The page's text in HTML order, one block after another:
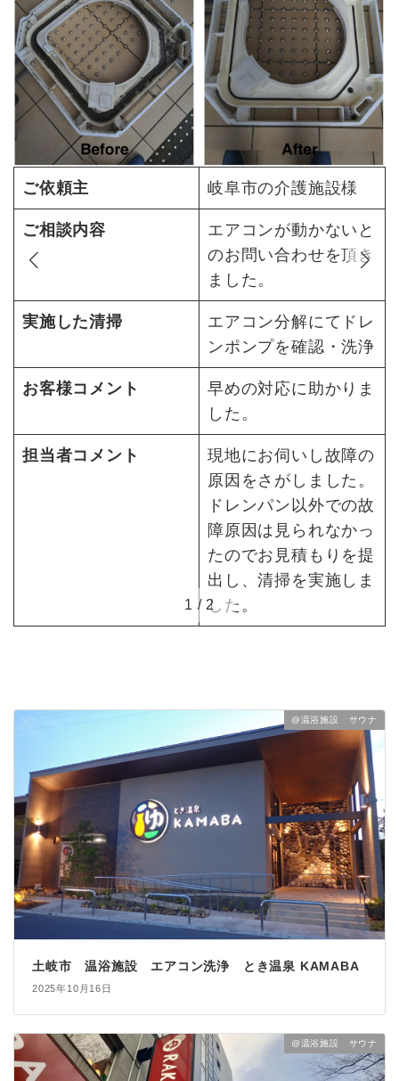
ご依頼主 岐阜市の介護施設様
ご相談内容
エアコンが動かないと
のお問い合わせを頂き
ました。
実施した清掃
エアコン分解にてドレ
ンポンプを確認・洗浄
お客様コメント
早めの対応に助かりま
した。
担当者コメント
現地にお伺いし故障の
原因をさがしました。
ドレンパン以外での故
障原因は見られなかっ
たのでお見積もりを提
出し、清掃を実施しま
した。
1 / 2
@温浴施設 サウナ
土岐市 温浴施設 エアコン洗浄 とき温泉 KAMABA
2025年10月16日
@温浴施設 サウナ